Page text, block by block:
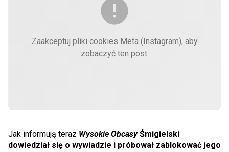
Zaakceptuj pliki cookies Meta (Instagram), aby
zobaczyć ten post.
Jak informują teraz Wysokie ObcasyŚmigielski
dowiedział się o wywiadzie i próbował zablokować jego